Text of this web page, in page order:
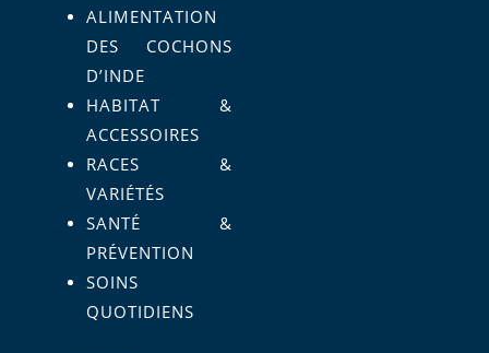
ALIMENTATION
DES COCHONS
D’INDE
HABITAT &
ACCESSOIRES
RACES &
VARIÉTÉS
SANTÉ &
PRÉVENTION
SOINS
QUOTIDIENS